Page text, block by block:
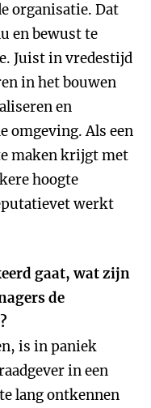
organisatie. Dat
en bewust te
Juist in vredestijd
in het bouwen
en
omgeving. Als een
maken krijgt met
hoogte
werkt
gaat, wat zijn
de
is in paniek
in een
lang ontkennen